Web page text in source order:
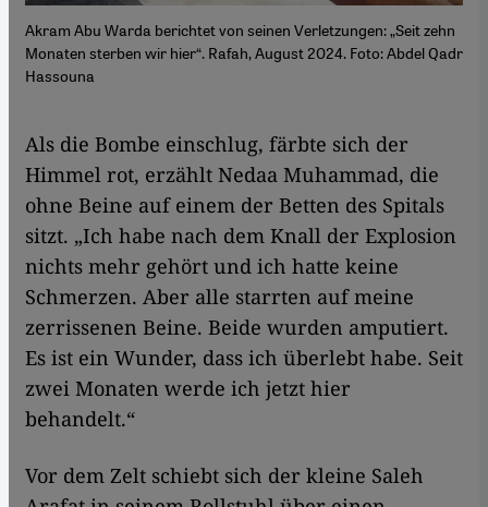
Akram Abu Warda berichtet von seinen Verletzungen: „Seit zehn
Monaten sterben wir hier“. Rafah, August 2024. Foto: Abdel Qadr
Hassouna
Als die Bombe einschlug, färbte sich der
Himmel rot, erzählt Nedaa Muhammad, die
ohne Beine auf einem der Betten des Spitals
sitzt. „Ich habe nach dem Knall der Explosion
nichts mehr gehört und ich hatte keine
Schmerzen. Aber alle starrten auf meine
zerrissenen Beine. Beide wurden amputiert.
Es ist ein Wunder, dass ich überlebt habe. Seit
zwei Monaten werde ich jetzt hier
behandelt.“
Vor dem Zelt schiebt sich der kleine Saleh